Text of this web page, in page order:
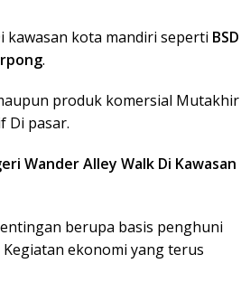
kawasan kota mandiri seperti BSD
.
produk komersial Mutakhir
Di pasar.
Wander Alley Walk Di Kawasan
berupa basis penghuni
ekonomi yang terus